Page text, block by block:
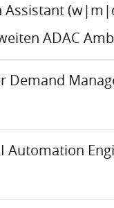
Assistant
ADAC
Demand
Automation